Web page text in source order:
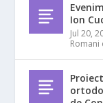
Ion
Jul 20,